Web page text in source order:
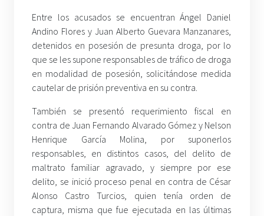
Entre los acusados se encuentran Ángel Daniel
Andino Flores y Juan Alberto Guevara Manzanares,
detenidos en posesión de presunta droga, por lo
que se les supone responsables de tráfico de droga
en modalidad de posesión, solicitándose medida
cautelar de prisión preventiva en su contra.
También se presentó requerimiento fiscal en
contra de Juan Fernando Alvarado Gómez y Nelson
Henrique García Molina, por suponerlos
responsables, en distintos casos, del delito de
maltrato familiar agravado, y siempre por ese
delito, se inició proceso penal en contra de César
Alonso Castro Turcios, quien tenía orden de
captura, misma que fue ejecutada en las últimas